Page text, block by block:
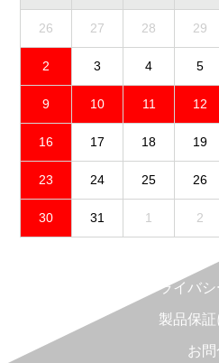
26 27 28 29
2 3 4 5
9 10 11 12
16 17 18 19
23 24 25 26
30 31 1 2
免
プライバ
製品保
お